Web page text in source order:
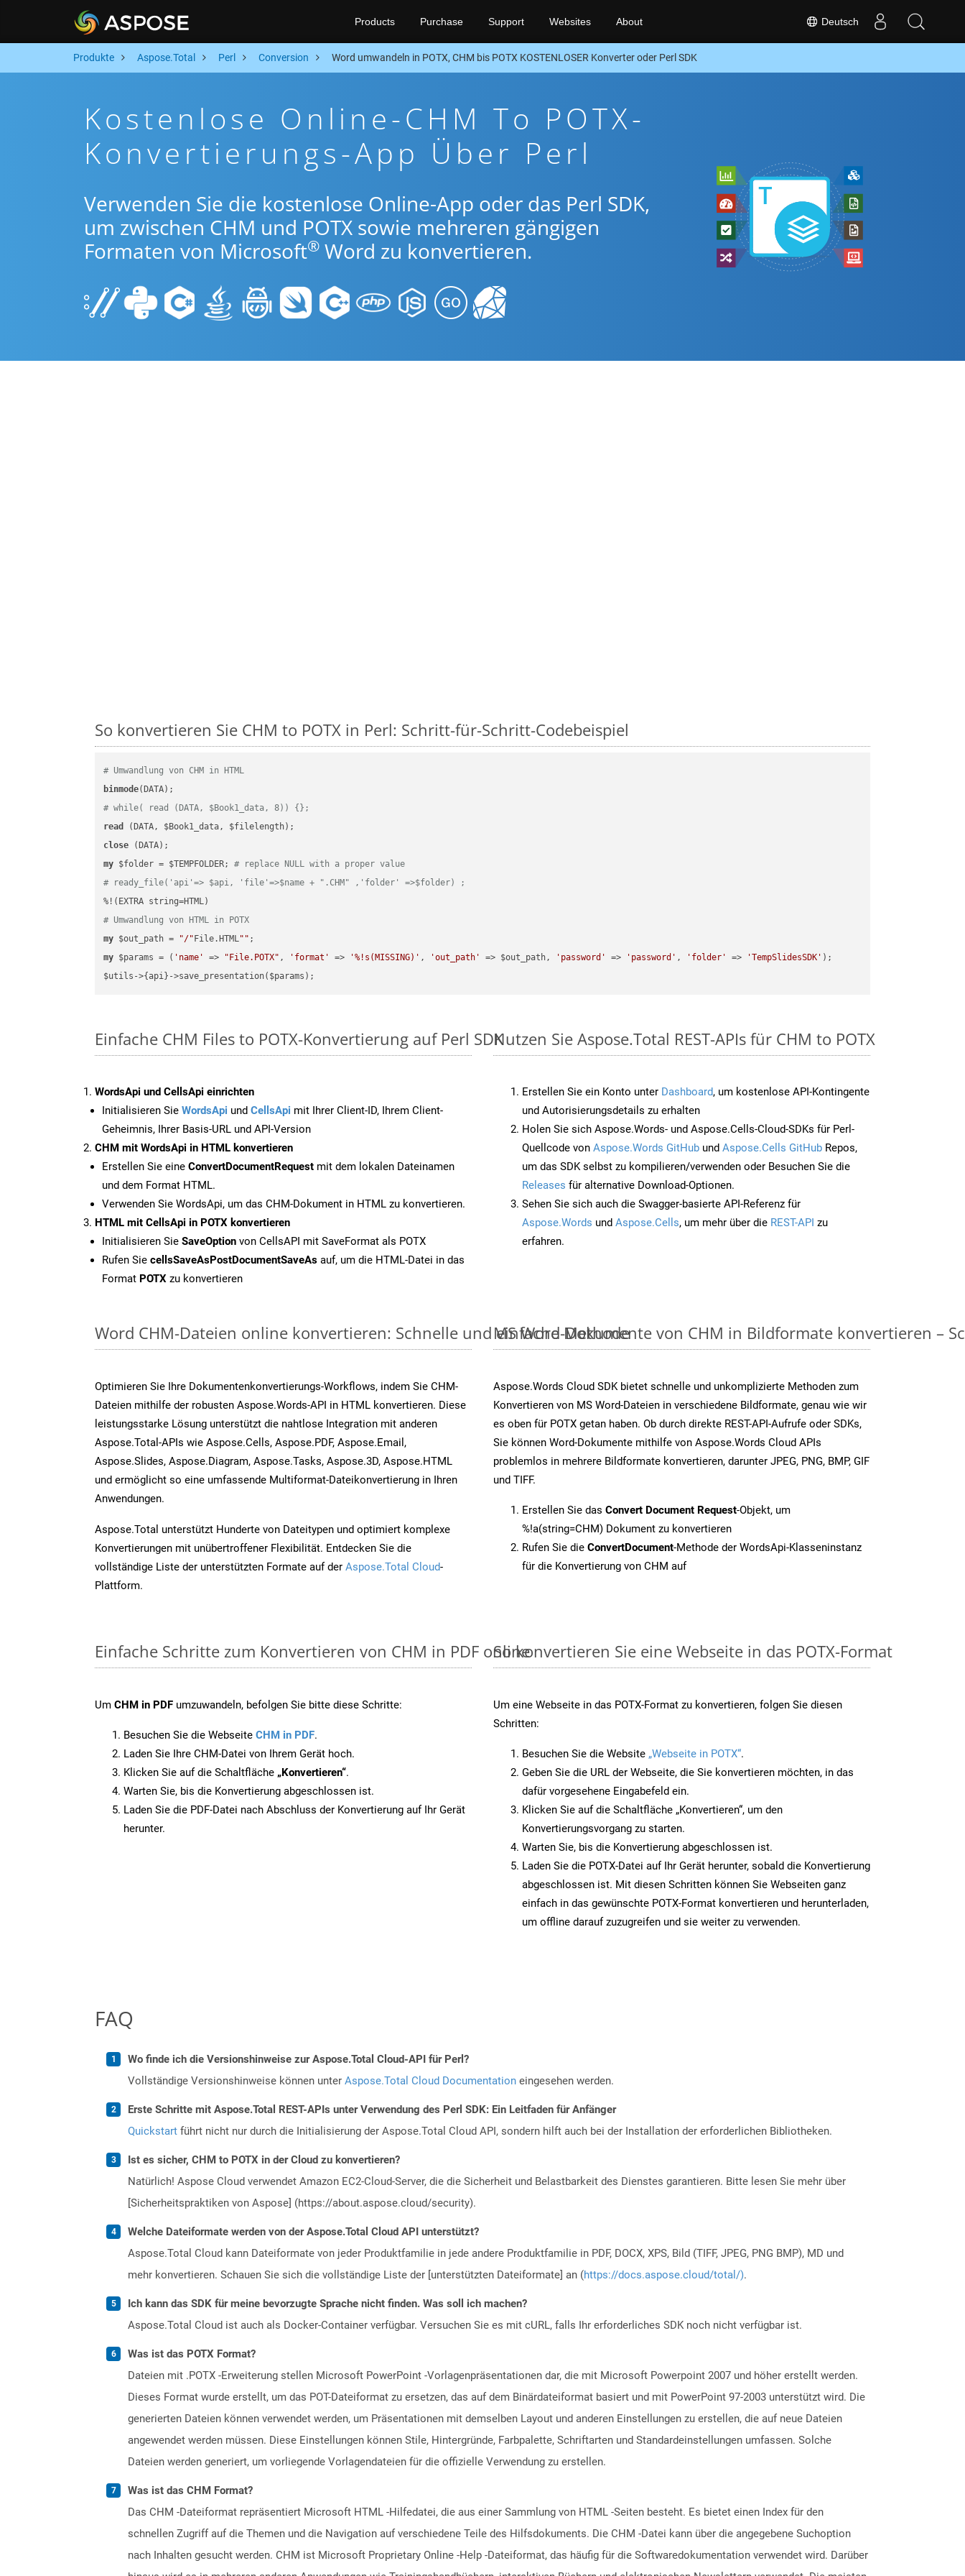
Deutsch
Products Purchase Support Websites About
Produkte Aspose.Total Perl Conversion Word umwandeln in POTX, CHM bis POTX KOSTENLOSER Konverter oder Perl SDK
Kostenlose Online-CHM To POTX-
Konvertierungs-App Über Perl
Verwenden Sie die kostenlose Online-App oder das Perl SDK,
um zwischen CHM und POTX sowie mehreren gängigen
Formaten von Microsoft® Word zu konvertieren.
So konvertieren Sie CHM to POTX in Perl: Schritt-für-Schritt-Codebeispiel
# Umwandlung von CHM in HTML
binmode
# while( read (DATA, $Book1_data, 8)) {};
read
close
my $folder = $TEMPFOLDER; # replace NULL with a proper value
# ready_file('api'=> $api, 'file'=>$name + ".CHM" ,'folder' =>$folder) ;
# Umwandlung von HTML in POTX
my $out_path = "/" File.HTML""
my $params = ( 'name' => "File.POTX" , 'format' => '%!s(MISSING)' , 'out_path' => $out_path, 'password' => 'password' , 'folder' => 'TempSlidesSDK' );
Einfache CHM Files to POTX-Konvertierung auf Perl SDK
WordsApi und CellsApi einrichten
Initialisieren Sie WordsApi und CellsApi mit Ihrer Client-ID, Ihrem Client-
Geheimnis, Ihrer Basis-URL und API-Version
CHM mit WordsApi in HTML konvertieren
Erstellen Sie eine ConvertDocumentRequest mit dem lokalen Dateinamen
und dem Format HTML.
Verwenden Sie WordsApi, um das CHM-Dokument in HTML zu konvertieren.
HTML mit CellsApi in POTX konvertieren
Initialisieren Sie SaveOption von CellsAPI mit SaveFormat als POTX
Rufen Sie cellsSaveAsPostDocumentSaveAs auf, um die HTML-Datei in das
Format POTX zu konvertieren
Nutzen Sie Aspose.Total REST-APIs für CHM to POTX
Erstellen Sie ein Konto unter Dashboard, um kostenlose API-Kontingente
und Autorisierungsdetails zu erhalten
Holen Sie sich Aspose.Words- und Aspose.Cells-Cloud-SDKs für Perl-
Quellcode von Aspose.Words GitHub und Aspose.Cells GitHub Repos,
um das SDK selbst zu kompilieren/verwenden oder Besuchen Sie die
Releases für alternative Download-Optionen.
Sehen Sie sich auch die Swagger-basierte API-Referenz für
Aspose.Words und Aspose.Cells, um mehr über die REST-API zu
erfahren.
Word CHM-Dateien online konvertieren: Schnelle und einfache Methode
Optimieren Sie Ihre Dokumentenkonvertierungs-Workflows, indem Sie CHM-
Dateien mithilfe der robusten Aspose.Words-API in HTML konvertieren. Diese
leistungsstarke Lösung unterstützt die nahtlose Integration mit anderen
Aspose.Total-APIs wie Aspose.Cells, Aspose.PDF, Aspose.Email,
Aspose.Slides, Aspose.Diagram, Aspose.Tasks, Aspose.3D, Aspose.HTML
und ermöglicht so eine umfassende Multiformat-Dateikonvertierung in Ihren
Anwendungen.
Aspose.Total unterstützt Hunderte von Dateitypen und optimiert komplexe
Konvertierungen mit unübertroffener Flexibilität. Entdecken Sie die
vollständige Liste der unterstützten Formate auf der Aspose.Total Cloud-
Plattform.
MS Word-Dokumente von CHM in Bildformate konvertieren –
Aspose.Words Cloud SDK bietet schnelle und unkomplizierte Methoden zum
Konvertieren von MS Word-Dateien in verschiedene Bildformate, genau wie wir
es oben für POTX getan haben. Ob durch direkte REST-API-Aufrufe oder SDKs,
Sie können Word-Dokumente mithilfe von Aspose.Words Cloud APIs
problemlos in mehrere Bildformate konvertieren, darunter JPEG, PNG, BMP, GIF
und TIFF.
Erstellen Sie das Convert Document Request-Objekt, um
%!a(string=CHM) Dokument zu konvertieren
Rufen Sie die ConvertDocument-Methode der WordsApi-Klasseninstanz
für die Konvertierung von CHM auf
Einfache Schritte zum Konvertieren von CHM in PDF online
Um CHM in PDF umzuwandeln, befolgen Sie bitte diese Schritte:
Besuchen Sie die Webseite CHM in PDF.
Laden Sie Ihre CHM-Datei von Ihrem Gerät hoch.
Klicken Sie auf die Schaltfläche „Konvertieren“.
Warten Sie, bis die Konvertierung abgeschlossen ist.
Laden Sie die PDF-Datei nach Abschluss der Konvertierung auf Ihr Gerät
herunter.
So konvertieren Sie eine Webseite in das POTX-Format
Um eine Webseite in das POTX-Format zu konvertieren, folgen Sie diesen
Schritten:
Besuchen Sie die Website „Webseite in POTX“.
Geben Sie die URL der Webseite, die Sie konvertieren möchten, in das
dafür vorgesehene Eingabefeld ein.
Klicken Sie auf die Schaltfläche „Konvertieren“, um den
Konvertierungsvorgang zu starten.
Warten Sie, bis die Konvertierung abgeschlossen ist.
Laden Sie die POTX-Datei auf Ihr Gerät herunter, sobald die Konvertierung
abgeschlossen ist. Mit diesen Schritten können Sie Webseiten ganz
einfach in das gewünschte POTX-Format konvertieren und herunterladen,
um offline darauf zuzugreifen und sie weiter zu verwenden.
FAQ
Wo finde ich die Versionshinweise zur Aspose.Total Cloud-API für Perl?
Vollständige Versionshinweise können unter Aspose.Total Cloud Documentation eingesehen werden.
Erste Schritte mit Aspose.Total REST-APIs unter Verwendung des Perl SDK: Ein Leitfaden für Anfänger
Quickstart führt nicht nur durch die Initialisierung der Aspose.Total Cloud API, sondern hilft auch bei der Installation der erforderlichen Bibliotheken.
Ist es sicher, CHM to POTX in der Cloud zu konvertieren?
Natürlich! Aspose Cloud verwendet Amazon EC2-Cloud-Server, die die Sicherheit und Belastbarkeit des Dienstes garantieren. Bitte lesen Sie mehr über
[Sicherheitspraktiken von Aspose] (https://about.aspose.cloud/security).
Welche Dateiformate werden von der Aspose.Total Cloud API unterstützt?
Aspose.Total Cloud kann Dateiformate von jeder Produktfamilie in jede andere Produktfamilie in PDF, DOCX, XPS, Bild (TIFF, JPEG, PNG BMP), MD und
mehr konvertieren. Schauen Sie sich die vollständige Liste der [unterstützten Dateiformate] an (https://docs.aspose.cloud/total/).
Ich kann das SDK für meine bevorzugte Sprache nicht finden. Was soll ich machen?
Aspose.Total Cloud ist auch als Docker-Container verfügbar. Versuchen Sie es mit cURL, falls Ihr erforderliches SDK noch nicht verfügbar ist.
Was ist das POTX Format?
Dateien mit .POTX -Erweiterung stellen Microsoft PowerPoint -Vorlagenpräsentationen dar, die mit Microsoft Powerpoint 2007 und höher erstellt werden.
Dieses Format wurde erstellt, um das POT-Dateiformat zu ersetzen, das auf dem Binärdateiformat basiert und mit PowerPoint 97-2003 unterstützt wird. Die
generierten Dateien können verwendet werden, um Präsentationen mit demselben Layout und anderen Einstellungen zu erstellen, die auf neue Dateien
angewendet werden müssen. Diese Einstellungen können Stile, Hintergründe, Farbpalette, Schriftarten und Standardeinstellungen umfassen. Solche
Dateien werden generiert, um vorliegende Vorlagendateien für die offizielle Verwendung zu erstellen.
Was ist das CHM Format?
Das CHM -Dateiformat repräsentiert Microsoft HTML -Hilfedatei, die aus einer Sammlung von HTML -Seiten besteht. Es bietet einen Index für den
schnellen Zugriff auf die Themen und die Navigation auf verschiedene Teile des Hilfsdokuments. Die CHM -Datei kann über die angegebene Suchoption
nach Inhalten gesucht werden. CHM ist Microsoft Proprietary Online -Help -Dateiformat, das häufig für die Softwaredokumentation verwendet wird. Darüber